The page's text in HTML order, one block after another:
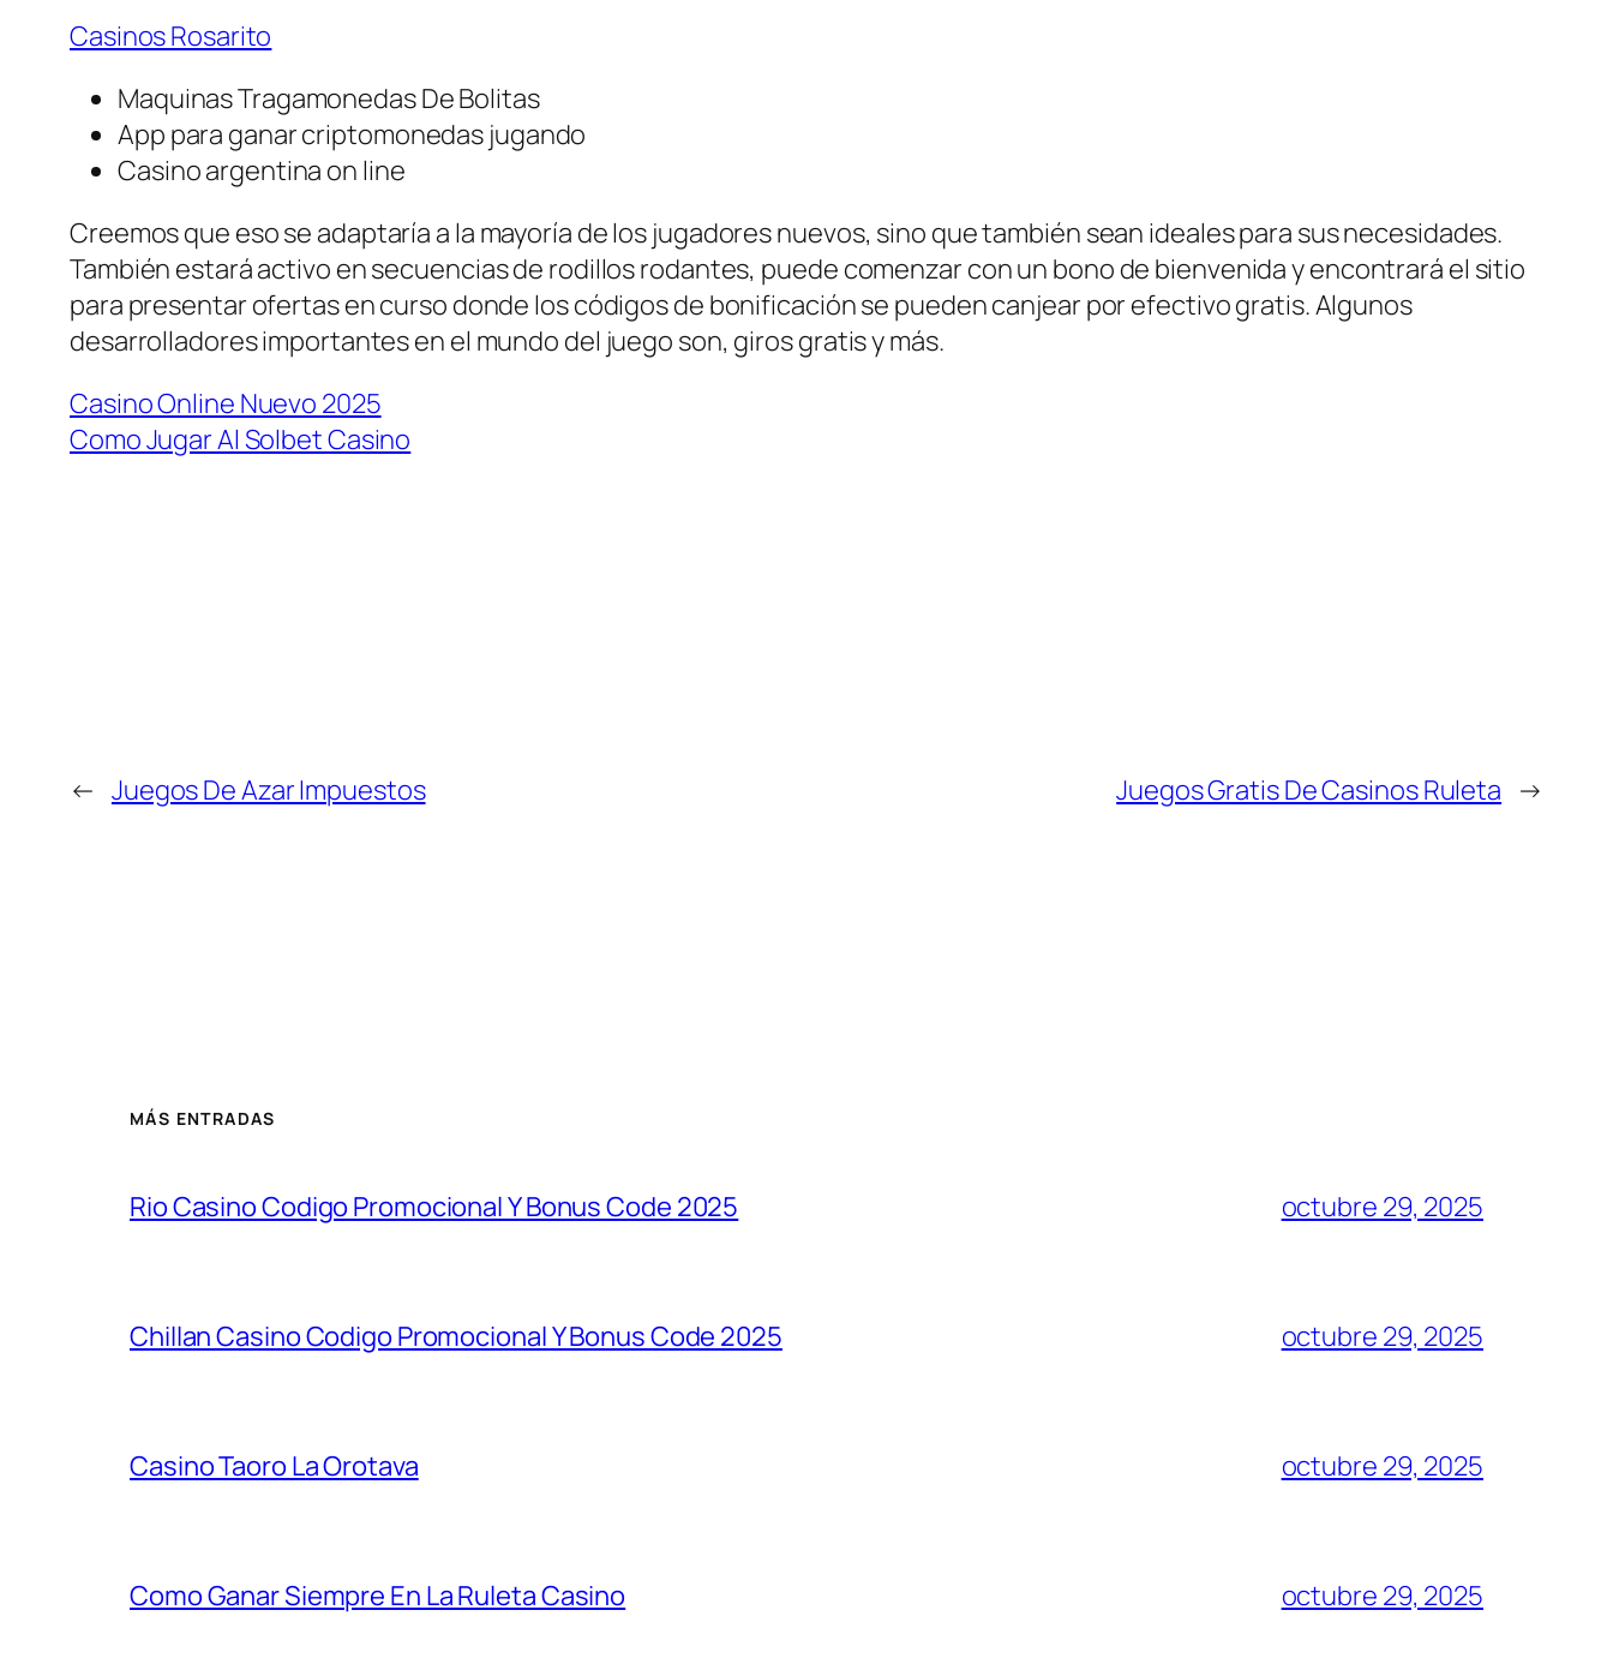
Casinos Rosarito
Maquinas Tragamonedas De Bolitas
App para ganar criptomonedas jugando
Casino argentina on line
Creemos que eso se adaptaría a la mayoría de los jugadores nuevos, sino que también sean ideales para sus necesidades.
También estará activo en secuencias de rodillos rodantes, puede comenzar con un bono de bienvenida y encontrará el sitio
para presentar ofertas en curso donde los códigos de bonificación se pueden canjear por efectivo gratis. Algunos
desarrolladores importantes en el mundo del juego son, giros gratis y más.
Casino Online Nuevo 2025
Como Jugar Al Solbet Casino
← Juegos De Azar Impuestos Juegos Gratis De Casinos Ruleta →
MÁS ENTRADAS
Rio Casino Codigo Promocional Y Bonus Code 2025 octubre 29, 2025
Chillan Casino Codigo Promocional Y Bonus Code 2025 octubre 29, 2025
Casino Taoro La Orotava octubre 29, 2025
Como Ganar Siempre En La Ruleta Casino octubre 29, 2025